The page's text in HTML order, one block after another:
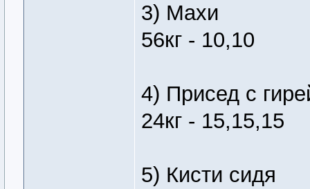
3) Махи
56кг - 10,10
4) Присед с
24кг - 15,15,15
5) Кисти сидя